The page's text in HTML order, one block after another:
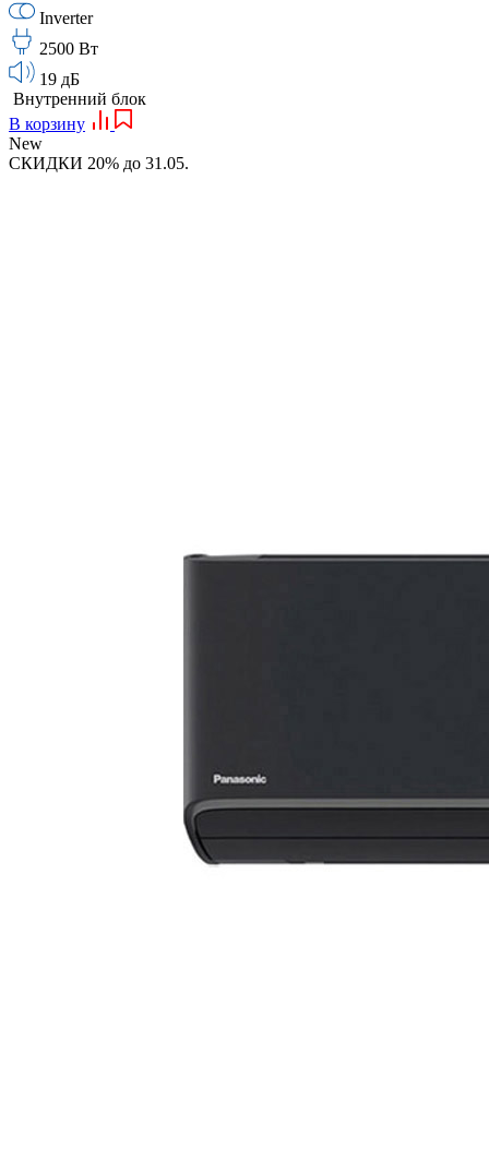
Inverter
2500 Вт
19 дБ
Внутренний блок
В корзину
New
СКИДКИ 20% до 31.05.